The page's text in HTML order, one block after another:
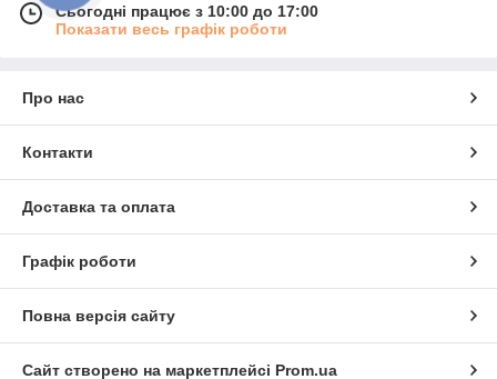
Сьогодні працює з 10:00 до 17:00
Показати весь графік роботи
Про нас
Контакти
Доставка та оплата
Графік роботи
Повна версія сайту
Сайт створено на маркетплейсі Prom.ua